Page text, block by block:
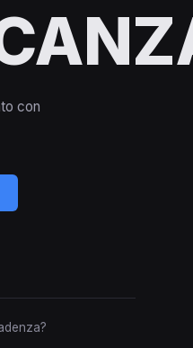
con